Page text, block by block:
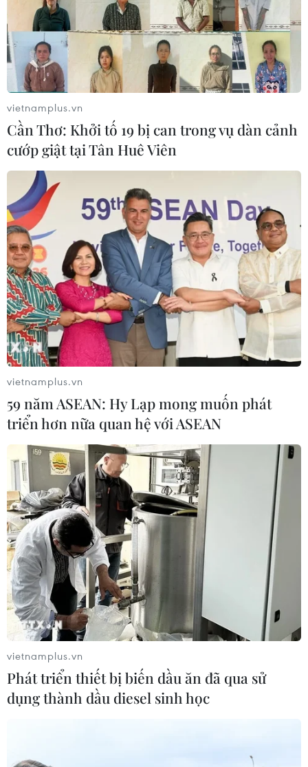
vietnamplus.vn
Cần Thơ: Khởi tố 19 bị can trong vụ dàn cảnh
cướp giật tại Tân Huê Viên
vietnamplus.vn
59 năm ASEAN: Hy Lạp mong muốn phát
triển hơn nữa quan hệ với ASEAN
vietnamplus.vn
Phát triển thiết bị biến dầu ăn đã qua sử
dụng thành dầu diesel sinh học